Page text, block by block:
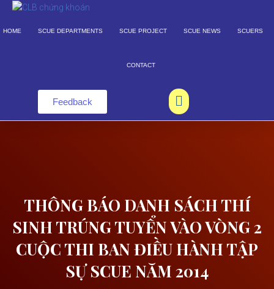
HOME SCUE DEPARTMENTS SCUE PROJECT SCUE NEWS SCUERS
CONTACT
Feedback
THÔNG BÁO DANH SÁCH THÍ
SINH TRÚNG TUYỂN VÀO VÒNG 2
CUỘC THI BAN ĐIỀU HÀNH TẬP
SỰ SCUE NĂM 2014
×